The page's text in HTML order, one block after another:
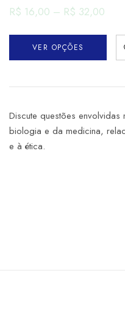
R$ 16,00 – R$ 32,00
VER OPÇÕES
Discute questões
biologia e da medicina,
e à ética.